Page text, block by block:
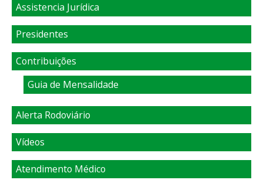
Assistencia Jurídica
Presidentes
Contribuições
Guia de Mensalidade
Alerta Rodoviário
Vídeos
Atendimento Médico